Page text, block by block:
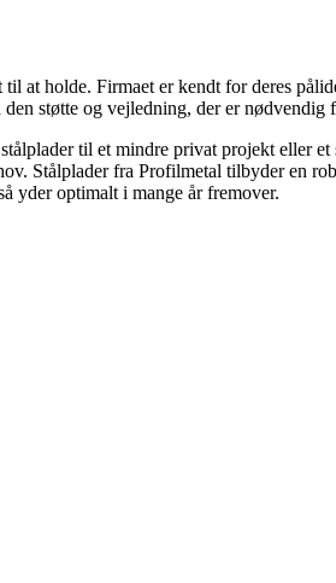
at holde. Firmaet er kendt for deres
støtte og vejledning, der er
til et mindre privat projekt eller
Stålplader fra Profilmetal tilbyder en
yder optimalt i mange år fremover.